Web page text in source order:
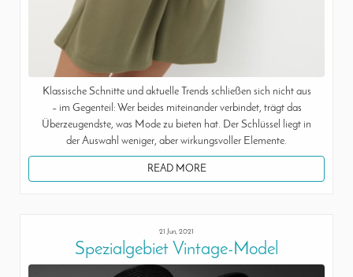
Klassische Schnitte und aktuelle Trends schließen sich nicht aus
– im Gegenteil: Wer beides miteinander verbindet, trägt das
Überzeugendste, was Mode zu bieten hat. Der Schlüssel liegt in
der Auswahl weniger, aber wirkungsvoller Elemente.
READ MORE
21 Jun, 2021
Spezialgebiet Vintage-Model